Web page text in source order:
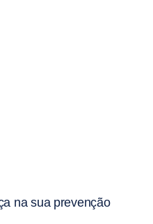
na sua prevenção